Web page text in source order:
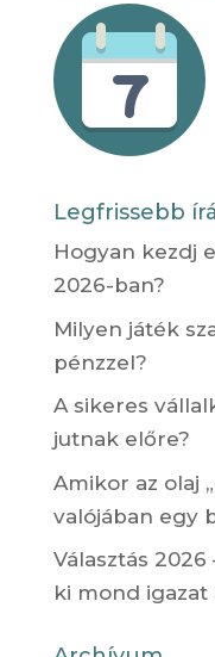
Legfrissebb
Hogyan kezdj
2026-ban?
Milyen játék
pénzzel?
A sikeres
jutnak előre?
Amikor az olaj
valójában egy
Választás
ki mond igazat